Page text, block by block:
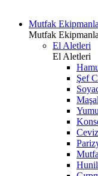
Mutfak
Mutfak
El Aletleri
El Aletleri
Şef